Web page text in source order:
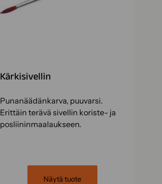
Kärkisivellin
Punanäädänkarva, puuvarsi.
Erittäin terävä sivellin koriste- ja
posliininmaalaukseen.
Näytä tuote